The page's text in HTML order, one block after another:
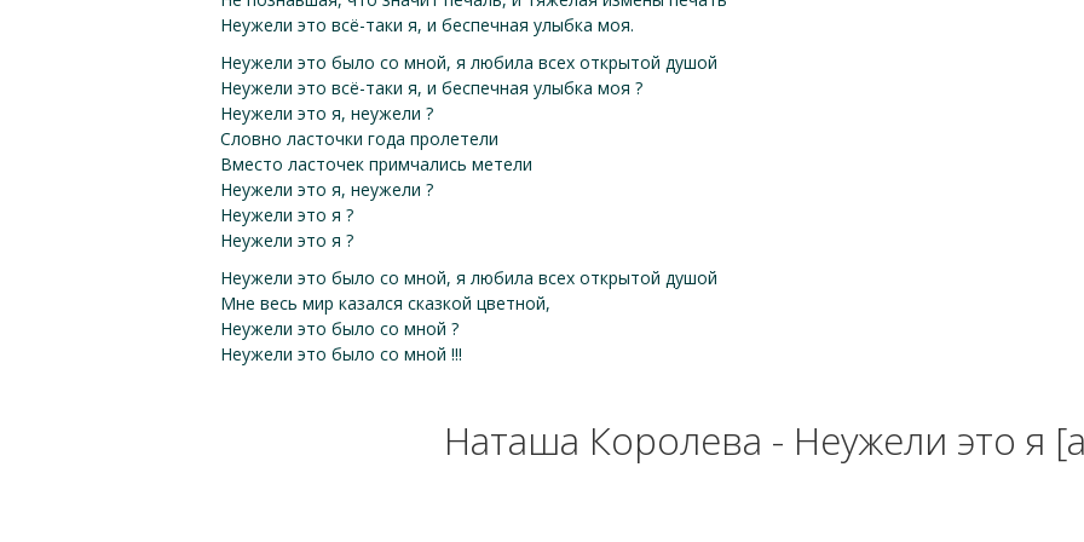
Неужели это всё-таки я, и беспечная улыбка моя.
Неужели это было со мной, я любила всех открытой душой
Неужели это всё-таки я, и беспечная улыбка моя ?
Неужели это я, неужели ?
Словно ласточки года пролетели
Вместо ласточек примчались метели
Неужели это я, неужели ?
Неужели это я ?
Неужели это я ?
Неужели это было со мной, я любила всех открытой душой
Мне весь мир казался сказкой цветной,
Неужели это было со мной ?
Неужели это было со мной !!!
Наташа Королева - Неужели это я